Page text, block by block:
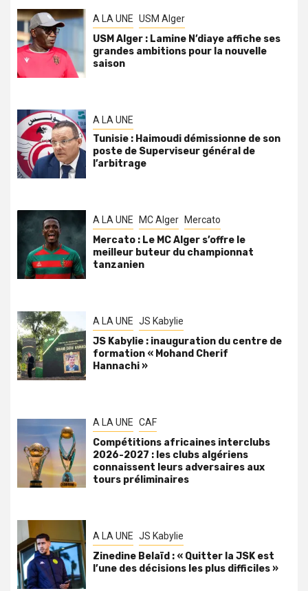
A LA UNE USM Alger
USM Alger : Lamine N’diaye affiche ses
grandes ambitions pour la nouvelle
saison
A LA UNE
Tunisie : Haimoudi démissionne de son
poste de Superviseur général de
l’arbitrage
A LA UNE MC Alger Mercato
Mercato : Le MC Alger s’offre le
meilleur buteur du championnat
tanzanien
A LA UNE JS Kabylie
JS Kabylie : inauguration du centre de
formation « Mohand Cherif
Hannachi »
A LA UNE CAF
Compétitions africaines interclubs
2026-2027 : les clubs algériens
connaissent leurs adversaires aux
tours préliminaires
A LA UNE JS Kabylie
Zinedine Belaïd : « Quitter la JSK est
l’une des décisions les plus difficiles »